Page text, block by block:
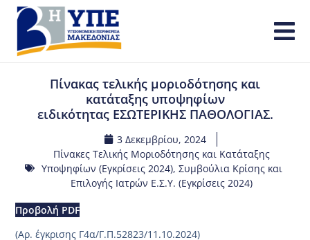
Πίνακας τελικής μοριοδότησης και
κατάταξης υποψηφίων
ειδικότητας ΕΣΩΤΕΡΙΚΗΣ ΠΑΘΟΛΟΓΙΑΣ.
3 Δεκεμβρίου, 2024
Πίνακες Τελικής Μοριοδότησης και Κατάταξης
Υποψηφίων (Εγκρίσεις 2024), Συμβούλια Κρίσης και
Επιλογής Ιατρών Ε.Σ.Υ. (Εγκρίσεις 2024)
Προβολή PDF
(Aρ. έγκρισης Γ4α/Γ.Π.52823/11.10.2024)